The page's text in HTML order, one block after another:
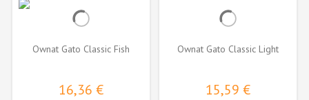
Ownat Gato Classic Fish
16,36 €
Ownat Gato Classic Light
15,59 €